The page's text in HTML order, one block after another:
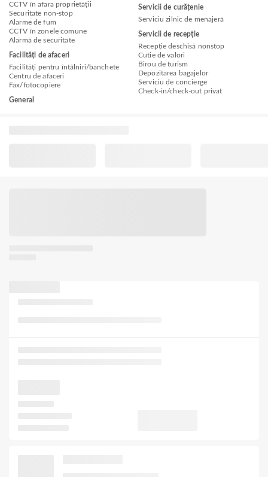
CCTV în afara proprietății
Securitate non-stop
Alarme de fum
CCTV în zonele comune
Alarmă de securitate
Facilități de afaceri
Facilități pentru întâlniri/banchete
Centru de afaceri
Fax/fotocopiere
General
Servicii de curățenie
Serviciu zilnic de menajeră
Servicii de recepție
Recepție deschisă nonstop
Cutie de valori
Birou de turism
Depozitarea bagajelor
Serviciu de concierge
Check-in/check-out privat